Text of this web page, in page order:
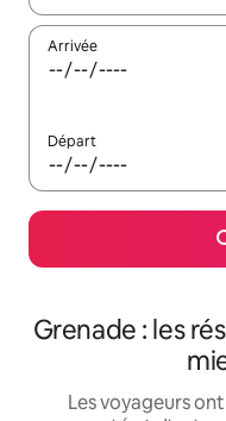
Arrivée
Départ
Grenade : les
Les voyageurs